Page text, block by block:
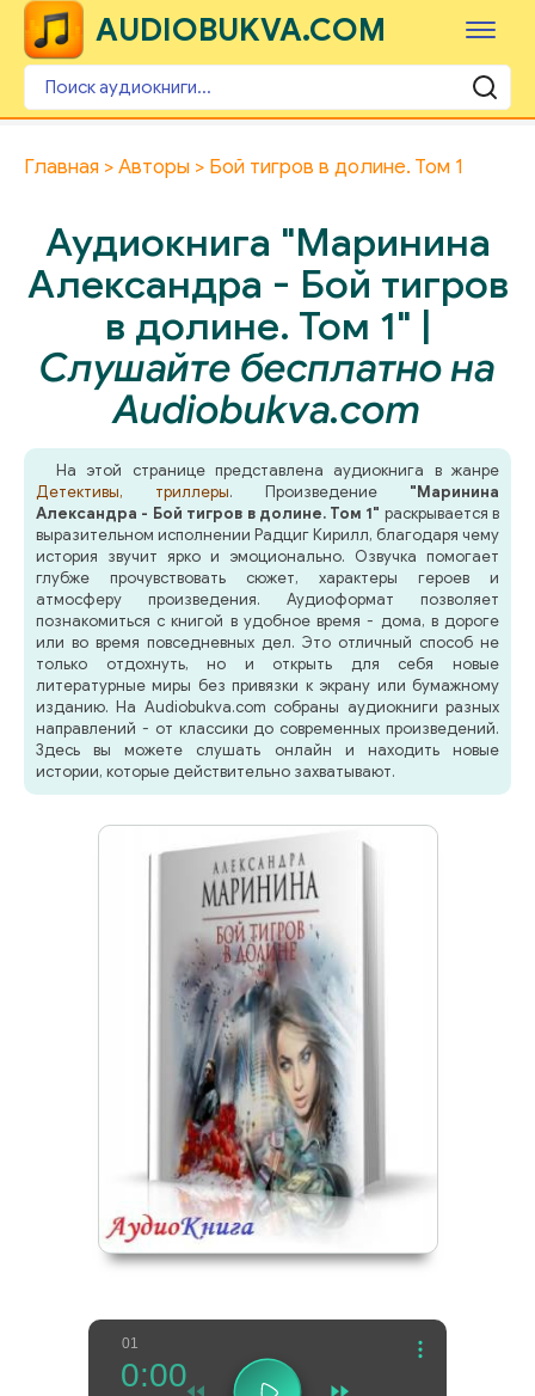
AUDIOBUKVA.COM
Главная Авторы Бой тигров в долине. Том 1
Аудиокнига "Маринина
Александра - Бой тигров
в долине. Том 1" |
Слушайте бесплатно на
Audiobukva.com
На этой странице представлена аудиокнига в жанре
Детективы, триллеры. Произведение "Маринина
Александра - Бой тигров в долине. Том 1" раскрывается в
выразительном исполнении Радциг Кирилл, благодаря чему
история звучит ярко и эмоционально. Озвучка помогает
глубже прочувствовать сюжет, характеры героев и
атмосферу произведения. Аудиоформат позволяет
познакомиться с книгой в удобное время - дома, в дороге
или во время повседневных дел. Это отличный способ не
только отдохнуть, но и открыть для себя новые
литературные миры без привязки к экрану или бумажному
изданию. На Audiobukva.com собраны аудиокниги разных
направлений - от классики до современных произведений.
Здесь вы можете слушать онлайн и находить новые
истории, которые действительно захватывают.
01
0:00